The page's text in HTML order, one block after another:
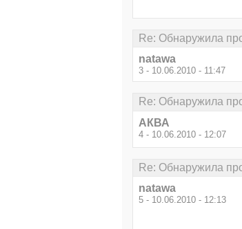
Re: Обнаружила
natawa
3 - 10.06.2010 - 11:47
Re: Обнаружила
АКВА
4 - 10.06.2010 - 12:07
Re: Обнаружила
natawa
5 - 10.06.2010 - 12:13